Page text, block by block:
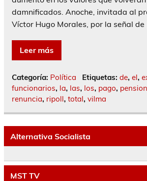
damnificados. Anoche, invitada al
Víctor Hugo Morales, por la señal de
Leer más
Categoría: Política Etiquetas: de, el,
funcionarios, la, las, los, pago,
renuncia, ripoll, total, vilma
Alternativa Socialista
MST TV